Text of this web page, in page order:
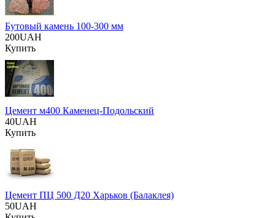
Бутовый камень 100-300 мм
200UAH
Купить
Цемент м400 Каменец-Подольский
40UAH
Купить
Цемент ПЦ 500 Д20 Харьков (Балаклея)
50UAH